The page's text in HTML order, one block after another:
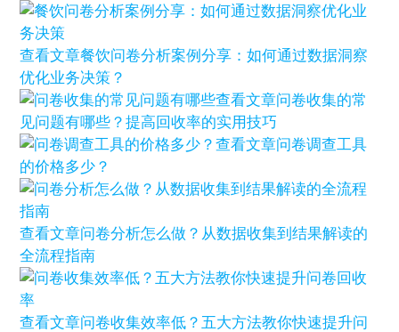
查看文章餐饮问卷分析案例分享：如何通过数据洞察
优化业务决策？
查看文章问卷收集的常
见问题有哪些？提高回收率的实用技巧
查看文章问卷调查工具
的价格多少？
查看文章问卷分析怎么做？从数据收集到结果解读的
全流程指南
查看文章问卷收集效率低？五大方法教你快速提升问